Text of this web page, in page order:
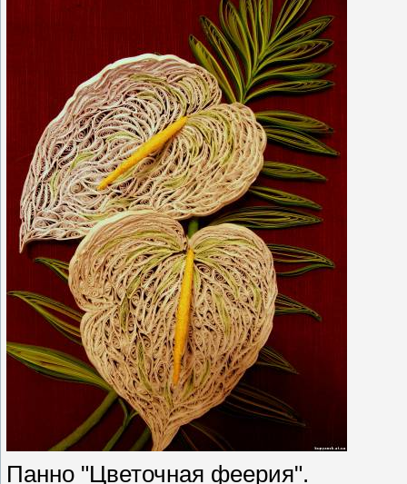
Панно "Цветочная феерия".